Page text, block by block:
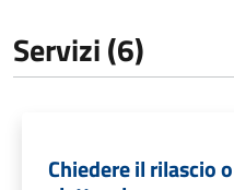
Servizi (6)
Chiedere il rilascio